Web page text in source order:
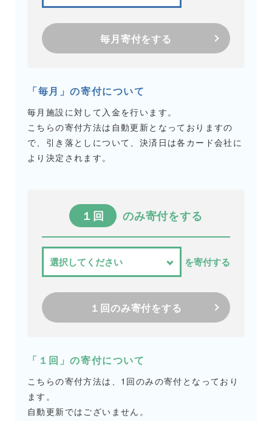
毎月寄付をする
「毎月」の寄付について
毎月施設に対して入金を行います。
こちらの寄付方法は自動更新となっておりますの
で、引き落としについて、決済日は各カード会社に
より決定されます。
１回 のみ寄付をする
を寄付する
１回のみ寄付をする
「１回」の寄付について
こちらの寄付方法は、1回のみの寄付となっており
ます。
自動更新ではございません。